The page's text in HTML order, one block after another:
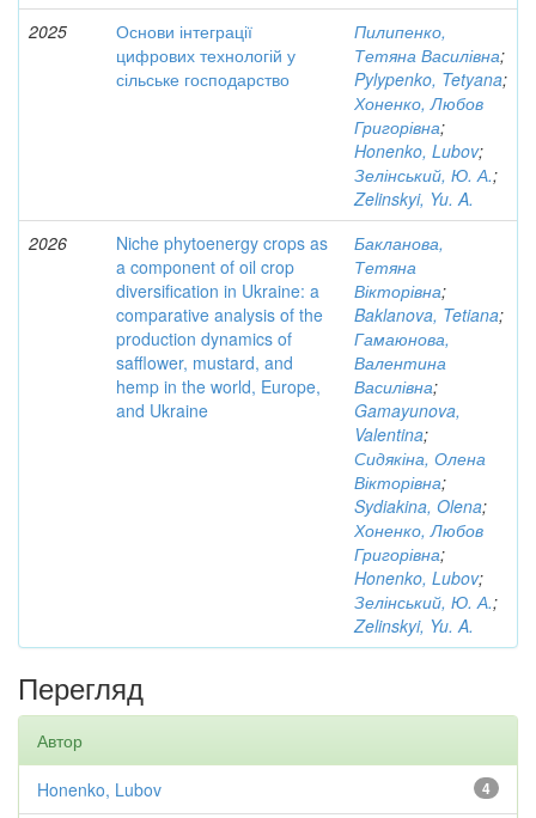
2025
Основи інтеграції
цифрових технологій у
сільське господарство
Пилипенко,
Тетяна Василівна;
Pylypenko, Tetyana;
Хоненко, Любов
Григорівна;
Honenko, Lubov;
Зелінський, Ю. А.;
Zelinskyi, Yu. A.
2026
Niche phytoenergy crops as
a component of oil crop
diversification in Ukraine: a
comparative analysis of the
production dynamics of
safflower, mustard, and
hemp in the world, Europe,
and Ukraine
Бакланова,
Тетяна
Вікторівна;
Baklanova, Tetiana;
Гамаюнова,
Валентина
Василівна;
Gamayunova,
Valentina;
Сидякіна, Олена
Вікторівна;
Sydiakina, Olena;
Хоненко, Любов
Григорівна;
Honenko, Lubov;
Зелінський, Ю. А.;
Zelinskyi, Yu. A.
Перегляд
Автор
4
Honenko, Lubov